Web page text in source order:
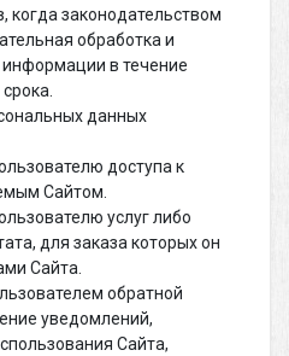
когда законодательством
обработка и
в течение
данных
доступа к
Сайтом.
услуг либо
для заказа которых он
Сайта.
обратной
уведомлений,
Сайта,